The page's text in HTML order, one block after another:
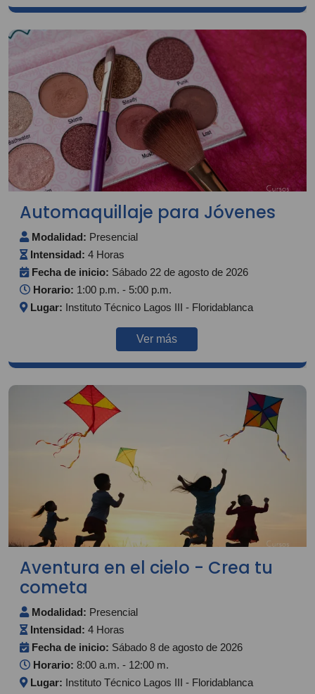
Automaquillaje para Jóvenes
Modalidad: Presencial
Intensidad: 4 Horas
Fecha de inicio: Sábado 22 de agosto de 2026
Horario: 1:00 p.m. - 5:00 p.m.
Lugar: Instituto Técnico Lagos III - Floridablanca
Ver más
Aventura en el cielo - Crea tu
cometa
Modalidad: Presencial
Intensidad: 4 Horas
Fecha de inicio: Sábado 8 de agosto de 2026
Horario: 8:00 a.m. - 12:00 m.
Lugar: Instituto Técnico Lagos III - Floridablanca